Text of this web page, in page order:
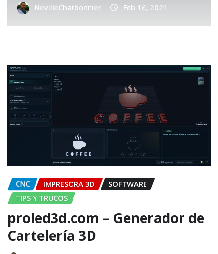
NevilleCharbonnier Feb 16, 2021
CNC IMPRESORA 3D
SOFTWARE
TIPS Y TRUCOS
proled3d.com – Generador de
Cartelería 3D